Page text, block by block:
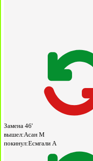
Замена 46'
вышел:Асан М
покинул:Есмгали А